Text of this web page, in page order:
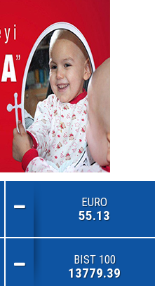
EURO
55.13
BIST 100
13779.39